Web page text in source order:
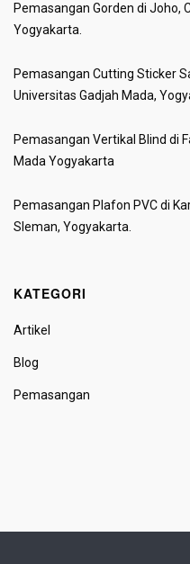
Pemasangan Gorden di Joho,
Yogyakarta.
Pemasangan Cutting Sticker
Universitas Gadjah Mada,
Pemasangan Vertikal Blind di
Mada Yogyakarta
Pemasangan Plafon PVC di
Sleman, Yogyakarta.
KATEGORI
Artikel
Blog
Pemasangan